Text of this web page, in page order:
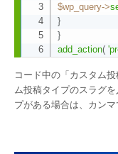
$wp_query->
}
}
add_action(
コード中の「カスタム
ム投稿タイプのスラグ
プがある場合は、カン